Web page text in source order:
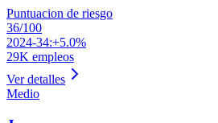
Puntuacion de riesgo
36/100
2024-34:+5.0%
29K empleos
Ver detalles
Medio